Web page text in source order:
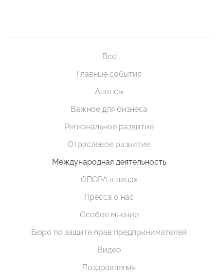
Все
Главные события
Анонсы
Важное для бизнеса
Региональное развитие
Отраслевое развитие
Международная деятельность
ОПОРА в лицах
Пресса о нас
Особое мнение
Бюро по защите прав предпринимателей
Видео
Поздравления